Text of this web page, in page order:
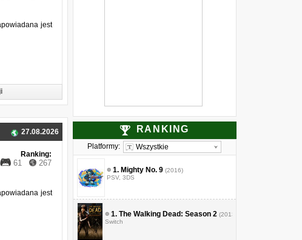
jest
27.08.2026
Ranking:
61 267
jest
Forspoken: Znamy datę premiery [WIDEO]
RANKING
Platformy: Wszystkie
1. Mighty No. 9 (2016)
PSV, 3DS
1. The Walking Dead: Season 2 (2013)
Switch